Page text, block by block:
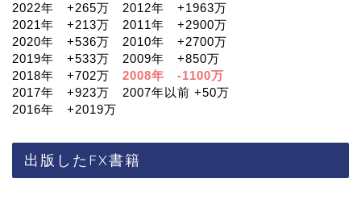
2022年 +265万 2012年 +1963万
2021年 +213万 2011年 +2900万
2020年 +536万 2010年 +2700万
2019年 +533万 2009年 +850万
2018年 +702万 2008年 -1100万
2017年 +923万 2007年以前 +50万
2016年 +2019万
出版したFX書籍